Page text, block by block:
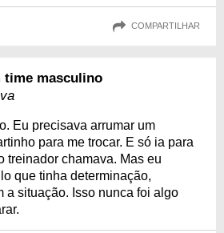
COMPARTILHAR
time masculino
Eu precisava arrumar um
para me trocar. E só ia para
treinador chamava. Mas eu
que tinha determinação,
a situação. Isso nunca foi algo